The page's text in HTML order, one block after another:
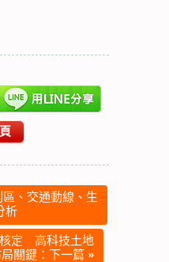
區、交通動線、生
析
定 高科技土地
關鍵：下一篇 »